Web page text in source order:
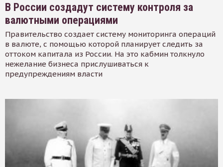
В России создадут систему контроля за
валютными операциями
Правительство создает систему мониторинга операций
в валюте, с помощью которой планирует следить за
оттоком капитала из России. На это кабмин толкнуло
нежелание бизнеса прислушиваться к
предупреждениям власти